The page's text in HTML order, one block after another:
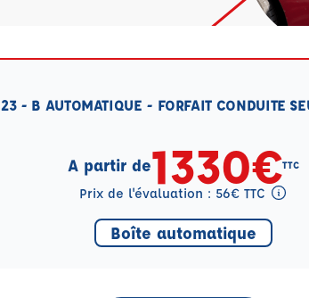
23 - B AUTOMATIQUE - FORFAIT CONDUITE
A partir de1330€TTC
Prix de l'évaluation : 56€ TTC
Tooltip eval mention
Boîte automatique